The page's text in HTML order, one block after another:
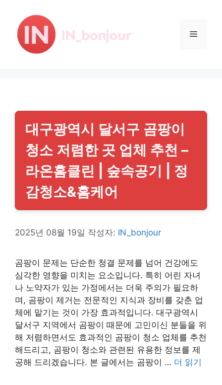
메
대구광역시 달서구 곰팡이
청소 저렴한 곳 업체 추천 –
라온홈클린 | 숲속공기 | 정
감청소&홈케어
2025년 08월 19일 작성자: IN_bonjour
곰팡이 문제는 단순한 청결 문제를 넘어 건강에도
심각한 영향을 미치는 요소입니다. 특히 어린 자녀
나 노약자가 있는 가정에서는 더욱 주의가 필요하
며, 곰팡이 제거는 전문적인 지식과 장비를 갖춘 업
체에 맡기는 것이 가장 효과적입니다. 대구광역시
달서구 지역에서 곰팡이 때문에 고민이신 분들을 위
해 저렴하면서도 효과적인 곰팡이 청소 업체를 추천
해드리고, 곰팡이 청소와 관련된 유용한 정보를 제
공해 드리겠습니다. 본 글에서는 곰팡이 … 더 읽기